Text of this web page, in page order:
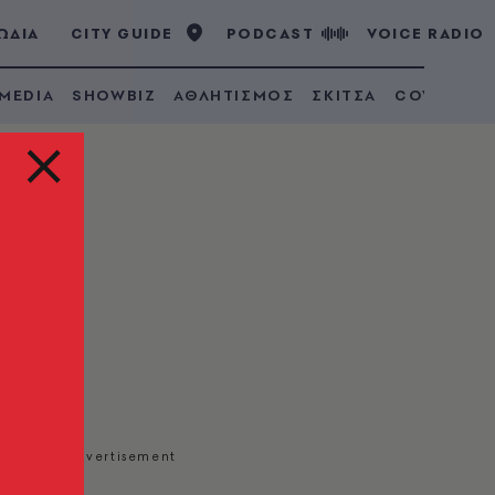
CITY GUIDE PODCAST VOICE RADIO
SHOWBIZ ΑΘΛΗΤΙΣΜΟΣ ΣΚΙΤΣΑ COVID 19